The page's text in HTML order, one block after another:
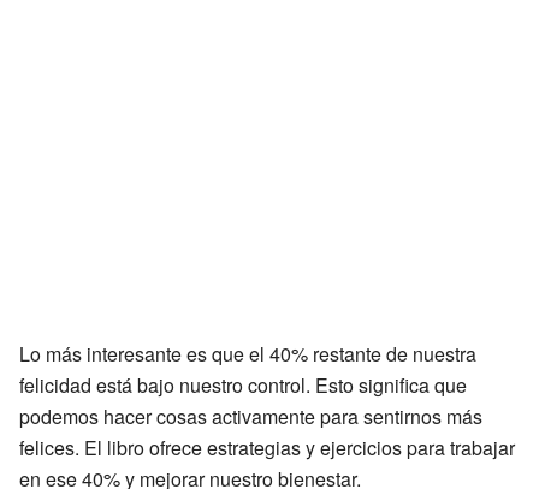
Lo más interesante es que el 40% restante de nuestra
felicidad está bajo nuestro control. Esto significa que
podemos hacer cosas activamente para sentirnos más
felices. El libro ofrece estrategias y ejercicios para trabajar
en ese 40% y mejorar nuestro bienestar.